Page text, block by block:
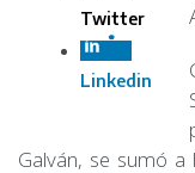
Abril 01 de 2025
Ciudad
Administración,
Galván, se sumó
Cruz Roja Mexicana.